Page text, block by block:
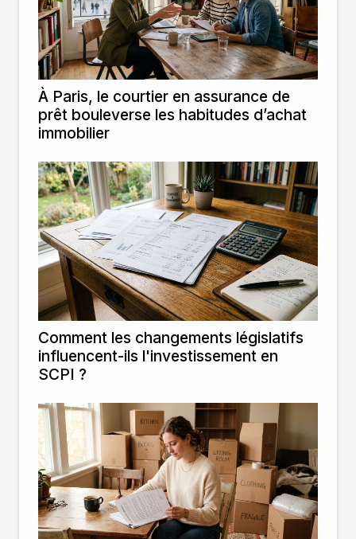
À Paris, le courtier en assurance de
prêt bouleverse les habitudes d’achat
immobilier
Comment les changements législatifs
influencent-ils l'investissement en
SCPI ?